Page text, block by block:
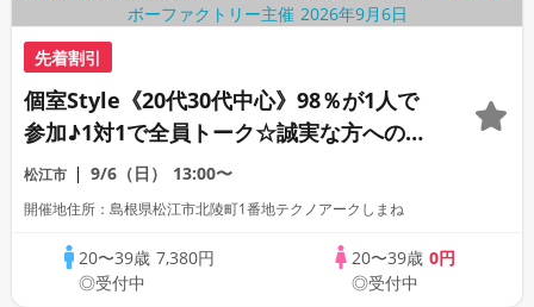
先着割引
個室Style《20代30代中心》98％が1人で
参加♪1対1で全員トーク☆誠実な方への婚
活パーティー
松江市 9/6（日） 13:00〜
開催地住所：島根県松江市北陵町1番地テクノアークしまね
20〜39歳 7,380円
◎受付中
20〜39歳 0円
◎受付中